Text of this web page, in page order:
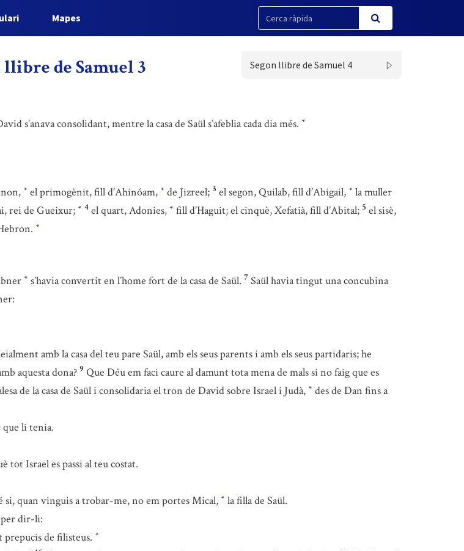
Mapes
llibre de Samuel 3 Segon llibre de Samuel 4
s’anava consolidant, mentre la casa de Saül s’afeblia cada dia més. *
* el primogènit, fill d’Ahinóam, * de Jizreel; 3 el segon, Quilab, fill d’Abigail, * la muller
rei de Gueixur; * 4 el quart, Adonies, * fill d’Haguit; el cinquè, Xefatià, fill d’Abital; 5 el sisè,
*
* s’havia convertit en l’home fort de la casa de Saül. 7 Saül havia tingut una concubina
amb la casa del teu pare Saül, amb els seus parents i amb els seus partidaris; he
aquesta dona? 9 Que Déu em faci caure al damunt tota mena de mals si no faig que es
de la casa de Saül i consolidaria el tron de David sobre Israel i Judà, * des de Dan fins a
que li tenia.
tot Israel es passi al teu costat.
si, quan vinguis a trobar-me, no em portes Mical, * la filla de Saül.
per dir-li:
prepucis de filisteus. *